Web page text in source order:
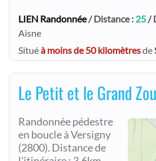
LIEN Randonnée/ Distance : 25/
Aisne
Situéà moins de 50 kilomètresde
Le Petit et le Grand
Randonnée pédestre
en boucle à Versigny
(2800). Distance de